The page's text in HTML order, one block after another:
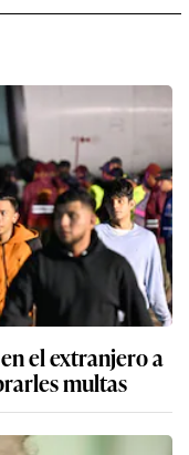
el extranjero a
multas